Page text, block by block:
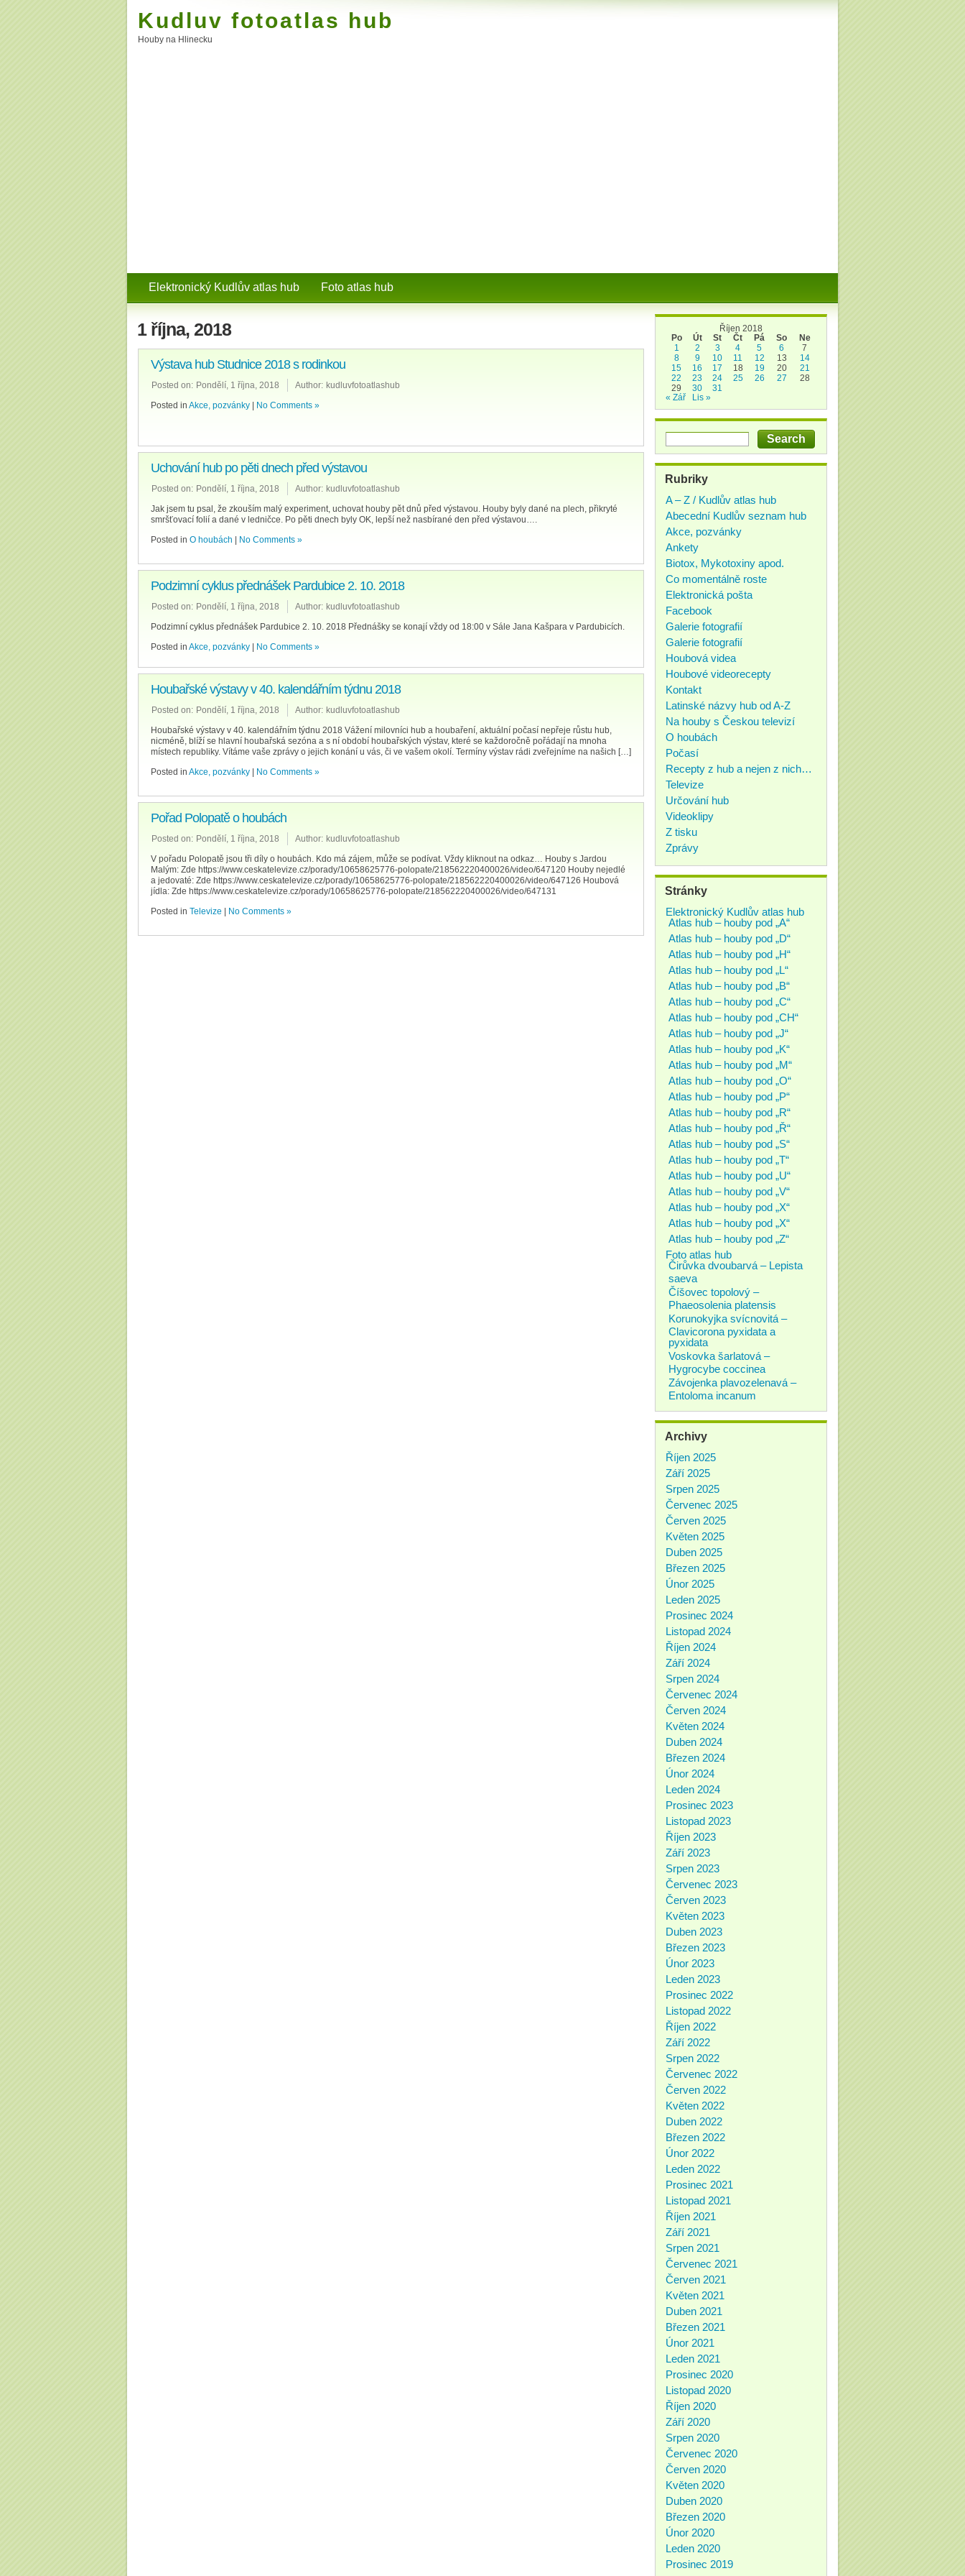
Kudluv fotoatlas hub
Houby na Hlinecku
Elektronický Kudlův atlas hub Foto atlas hub
1 října, 2018
Výstava hub Studnice 2018 s rodinkou
Posted on: Pondělí, 1 října, 2018 Author: kudluvfotoatlashub
Posted in Akce, pozvánky No Comments »
Uchování hub po pěti dnech před výstavou
Posted on: Pondělí, 1 října, 2018 Author: kudluvfotoatlashub
Jak jsem tu psal, že zkouším malý experiment, uchovat houby pět dnů před výstavou. Houby byly dané na plech, přikryté
smršťovací folií a dané v ledničce. Po pěti dnech byly OK, lepší než nasbírané den před výstavou….
Posted in O houbách No Comments »
Podzimní cyklus přednášek Pardubice 2. 10. 2018
Posted on: Pondělí, 1 října, 2018 Author: kudluvfotoatlashub
Podzimní cyklus přednášek Pardubice 2. 10. 2018 Přednášky se konají vždy od 18:00 v Sále Jana Kašpara v Pardubicích.
Posted in Akce, pozvánky No Comments »
Houbařské výstavy v 40. kalendářním týdnu 2018
Posted on: Pondělí, 1 října, 2018 Author: kudluvfotoatlashub
Houbařské výstavy v 40. kalendářním týdnu 2018 Vážení milovníci hub a houbaření, aktuální počasí nepřeje růstu hub,
nicméně, blíží se hlavní houbařská sezóna a s ní období houbařských výstav, které se každoročně pořádají na mnoha
místech republiky. Vítáme vaše zprávy o jejich konání u vás, či ve vašem okolí. Termíny výstav rádi zveřejníme na našich […]
Posted in Akce, pozvánky No Comments »
Pořad Polopatě o houbách
Posted on: Pondělí, 1 října, 2018 Author: kudluvfotoatlashub
V pořadu Polopatě jsou tři díly o houbách. Kdo má zájem, může se podívat. Vždy kliknout na odkaz… Houby s Jardou
Malým: Zde https://www.ceskatelevize.cz/porady/10658625776-polopate/218562220400026/video/647120 Houby nejedlé
a jedovaté: Zde https://www.ceskatelevize.cz/porady/10658625776-polopate/218562220400026/video/647126 Houbová
jídla: Zde https://www.ceskatelevize.cz/porady/10658625776-polopate/218562220400026/video/647131
Posted in Televize No Comments »
Říjen 2018
Po
Út St Čt Pá So
Ne
1
2 3 4 5 6
7
8
9 10 11 12 13
14
15
16 17 18 19 20
21
22
23 24 25 26 27
28
29
30
31
« Zář
Lis »
Rubriky
A – Z / Kudlův atlas hub
Abecední Kudlův seznam hub
Akce, pozvánky
Ankety
Biotox, Mykotoxiny apod.
Co momentálně roste
Elektronická pošta
Facebook
Galerie fotografií
Galerie fotografií
Houbová videa
Houbové videorecepty
Kontakt
Latinské názvy hub od A-Z
Na houby s Českou televizí
O houbách
Počasí
Recepty z hub a nejen z nich…
Televize
Určování hub
Videoklipy
Z tisku
Zprávy
Stránky
Elektronický Kudlův atlas hub
Atlas hub – houby pod „A“
Atlas hub – houby pod „D“
Atlas hub – houby pod „H“
Atlas hub – houby pod „L“
Atlas hub – houby pod „B“
Atlas hub – houby pod „C“
Atlas hub – houby pod „CH“
Atlas hub – houby pod „J“
Atlas hub – houby pod „K“
Atlas hub – houby pod „M“
Atlas hub – houby pod „O“
Atlas hub – houby pod „P“
Atlas hub – houby pod „R“
Atlas hub – houby pod „Ř“
Atlas hub – houby pod „S“
Atlas hub – houby pod „T“
Atlas hub – houby pod „U“
Atlas hub – houby pod „V“
Atlas hub – houby pod „X“
Atlas hub – houby pod „X“
Atlas hub – houby pod „Z“
Foto atlas hub
Čirůvka dvoubarvá – Lepista
saeva
Číšovec topolový –
Phaeosolenia platensis
Korunokyjka svícnovitá –
Clavicorona pyxidata a
pyxidata
Voskovka šarlatová –
Hygrocybe coccinea
Závojenka plavozelenavá –
Entoloma incanum
Archivy
Říjen 2025
Září 2025
Srpen 2025
Červenec 2025
Červen 2025
Květen 2025
Duben 2025
Březen 2025
Únor 2025
Leden 2025
Prosinec 2024
Listopad 2024
Říjen 2024
Září 2024
Srpen 2024
Červenec 2024
Červen 2024
Květen 2024
Duben 2024
Březen 2024
Únor 2024
Leden 2024
Prosinec 2023
Listopad 2023
Říjen 2023
Září 2023
Srpen 2023
Červenec 2023
Červen 2023
Květen 2023
Duben 2023
Březen 2023
Únor 2023
Leden 2023
Prosinec 2022
Listopad 2022
Říjen 2022
Září 2022
Srpen 2022
Červenec 2022
Červen 2022
Květen 2022
Duben 2022
Březen 2022
Únor 2022
Leden 2022
Prosinec 2021
Listopad 2021
Říjen 2021
Září 2021
Srpen 2021
Červenec 2021
Červen 2021
Květen 2021
Duben 2021
Březen 2021
Únor 2021
Leden 2021
Prosinec 2020
Listopad 2020
Říjen 2020
Září 2020
Srpen 2020
Červenec 2020
Červen 2020
Květen 2020
Duben 2020
Březen 2020
Únor 2020
Leden 2020
Prosinec 2019